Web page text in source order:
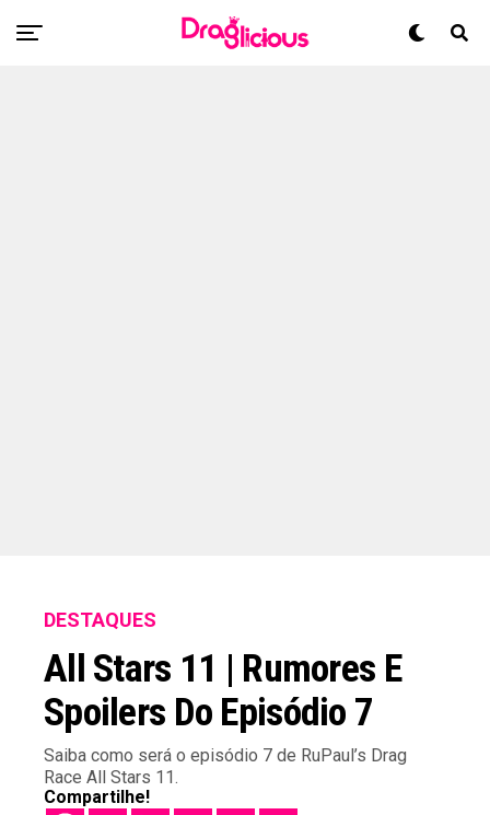
DESTAQUES
All Stars 11 | Rumores E
Spoilers Do Episódio 7
Saiba como será o episódio 7 de RuPaul’s Drag
Race All Stars 11.
Compartilhe!